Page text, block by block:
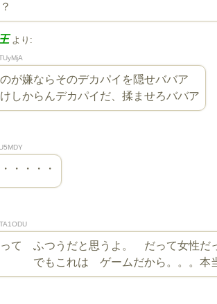
より:
が嫌ならそのデカパイを隠せババア
しからんデカパイだ、揉ませろババア
・・・・
て ふつうだと思うよ。 だって女性だ
これは ゲームだから。。。本当に